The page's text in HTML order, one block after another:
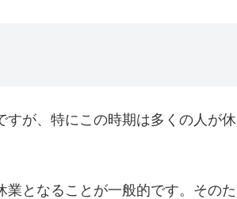
すが、特にこの時期は多くの人が休
となることが一般的です。そのた